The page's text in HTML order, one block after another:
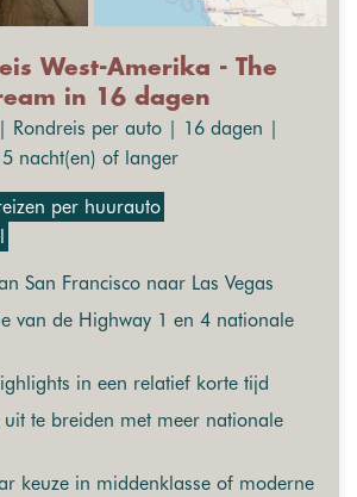
West-Amerika - The
in 16 dagen
Rondreis per auto | 16 dagen |
nacht(en) of langer
per huurauto
San Francisco naar Las Vegas
van de Highway 1 en 4 nationale
in een relatief korte tijd
uit te breiden met meer nationale
keuze in middenklasse of moderne